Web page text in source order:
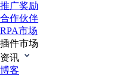
推广奖励
合作伙伴
RPA市场
插件市场
资讯
博客